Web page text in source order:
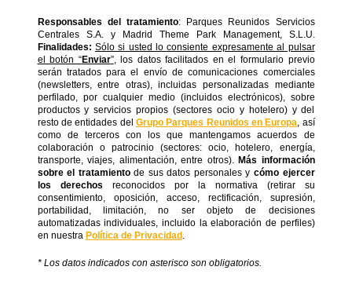
Responsables del tratamiento: Parques Reunidos Servicios
Centrales S.A. y Madrid Theme Park Management, S.L.U.
Finalidades: Sólo si usted lo consiente expresamente al pulsar
el botón “Enviar”, los datos facilitados en el formulario previo
serán tratados para el envío de comunicaciones comerciales
(newsletters, entre otras), incluidas personalizadas mediante
perfilado, por cualquier medio (incluidos electrónicos), sobre
productos y servicios propios (sectores ocio y hotelero) y del
resto de entidades del Grupo Parques Reunidos en Europa, así
como de terceros con los que mantengamos acuerdos de
colaboración o patrocinio (sectores: ocio, hotelero, energía,
transporte, viajes, alimentación, entre otros). Más información
sobre el tratamientode sus datos personales y cómo ejercer
los derechos reconocidos por la normativa (retirar su
consentimiento, oposición, acceso, rectificación, supresión,
portabilidad, limitación, no ser objeto de decisiones
automatizadas individuales, incluido la elaboración de perfiles)
en nuestra Política de Privacidad .
* Los datos indicados con asterisco son obligatorios.